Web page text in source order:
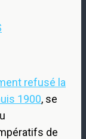
refusé la
1900, se
de